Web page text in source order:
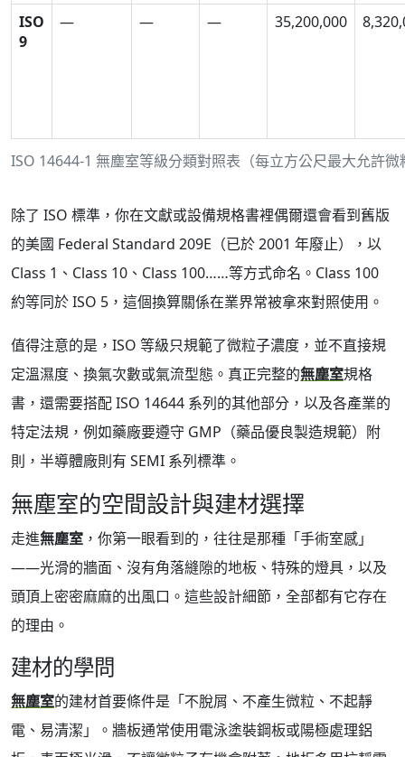
ISO 14644-1 無塵室等級分類對照表（每立方公尺最大允許微
ISO
9
— — — 35,200,000
除了 ISO 標準，你在文獻或設備規格書裡偶爾還會看到舊版
的美國 Federal Standard 209E（已於 2001 年廢止），以
Class 1、Class 10、Class 100……等方式命名。Class 100
約等同於 ISO 5，這個換算關係在業界常被拿來對照使用。
值得注意的是，ISO 等級只規範了微粒子濃度，並不直接規
定溫濕度、換氣次數或氣流型態。真正完整的無塵室規格
書，還需要搭配 ISO 14644 系列的其他部分，以及各產業的
特定法規，例如藥廠要遵守 GMP（藥品優良製造規範）附
則，半導體廠則有 SEMI 系列標準。
無塵室的空間設計與建材選擇
走進無塵室 ，你第一眼看到的，往往是那種「手術室感」
——光滑的牆面、沒有角落縫隙的地板、特殊的燈具，以及
頭頂上密密麻麻的出風口。這些設計細節，全部都有它存在
的理由。
建材的學問
無塵室的建材首要條件是「不脫屑、不產生微粒、不起靜
電、易清潔」。牆板通常使用電泳塗裝鋼板或陽極處理鋁